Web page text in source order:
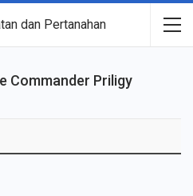
dan Pertanahan
Commander Priligy